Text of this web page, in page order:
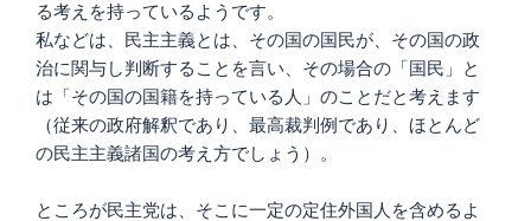
る考えを持っているようです。
私などは、民主主義とは、その国の国民が、その国の政
治に関与し判断することを言い、その場合の「国民」と
は「その国の国籍を持っている人」のことだと考えます
（従来の政府解釈であり、最高裁判例であり、ほとんど
の民主主義諸国の考え方でしょう）。
ところが民主党は、そこに一定の定住外国人を含めるよ